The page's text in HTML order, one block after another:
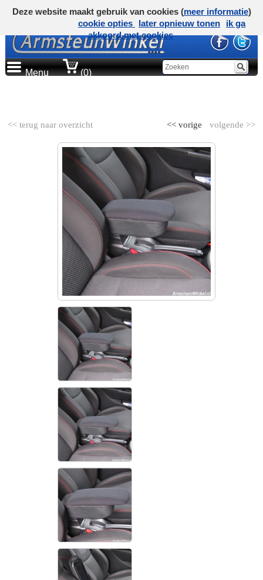
Menu (0)
<< terug naar overzicht volgende >>
<< vorige
Deze website maakt gebruik van cookies (meer informatie)
cookie opties
later opnieuw tonen
ik ga
akkoord met cookies